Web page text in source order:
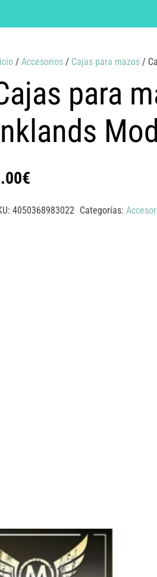
/ Accesorios/ Cajas para mazos/
para
€
4050368983022 Categorías: